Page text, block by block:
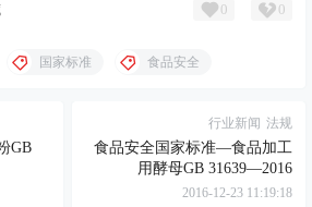
0 0
国家标准 食品安全
GB
行业新闻 法规
食品安全国家标准—食品加工
用酵母GB 31639—2016
2016-12-23 11:19:18